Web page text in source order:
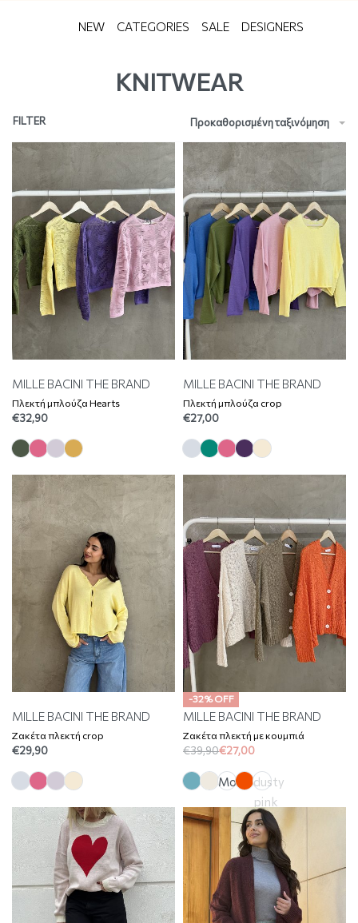
NEW CATEGORIES SALE DESIGNERS
KNITWEAR
Προκαθορισμένη ταξινόμηση
FILTER
MILLE BACINI THE BRAND
Πλεκτή μπλούζα Hearts
€32,90
MILLE BACINI THE BRAND
Πλεκτή μπλούζα crop
€27,00
MILLE BACINI THE BRAND
Ζακέτα πλεκτή crop
€29,90
-32% OFF
MILLE BACINI THE BRAND
Ζακέτα πλεκτή με κουμπιά
€39,90€27,00
Moka
dusty
pink